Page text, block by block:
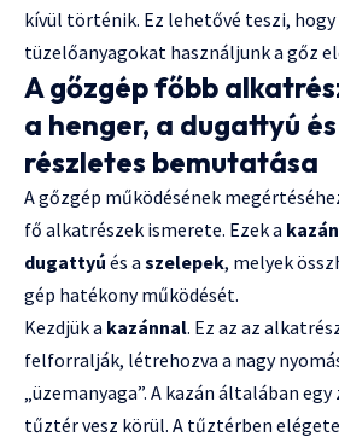
kívül történik. Ez lehetővé teszi,
tüzelőanyagokat használjunk a gőz
A gőzgép főbb
a henger, a dugattyú
részletes bemutatása
A gőzgép működésének
fő alkatrészek ismerete. Ezek a kazán
dugattyú és a szelepek, melyek
gép hatékony működését.
Kezdjük a kazánnal. Ez az az
felforralják, létrehozva a nagy
„üzemanyaga”. A kazán általában
tűztér vesz körül. A tűztérben